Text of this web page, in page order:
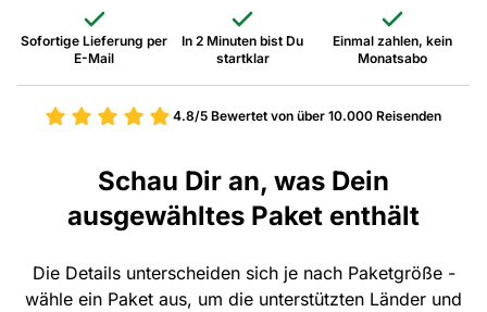
Sofortige Lieferung per
E-Mail
In 2 Minuten bist Du
startklar
Einmal zahlen, kein
Monatsabo
4.8/5Bewertet von über 10.000 Reisenden
Schau Dir an, was Dein
ausgewähltes Paket enthält
Die Details unterscheiden sich je nach Paketgröße -
wähle ein Paket aus, um die unterstützten Länder und